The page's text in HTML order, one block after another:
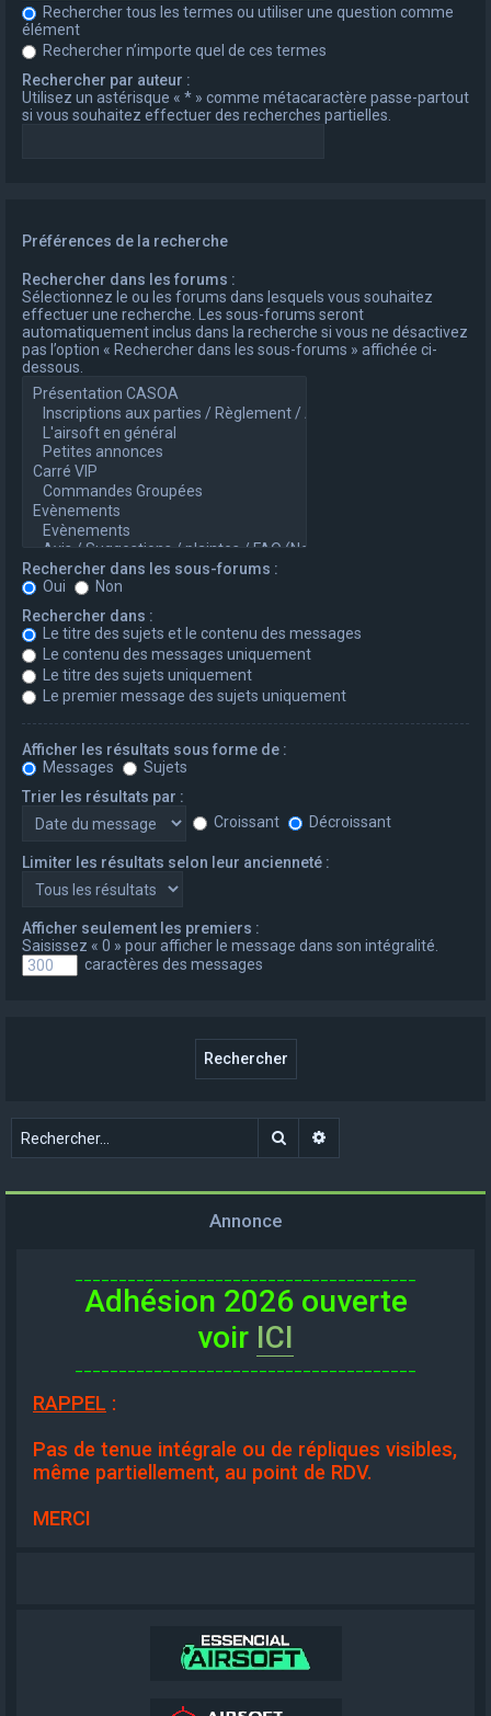
Rechercher tous les termes ou utiliser une question comme
élément
Rechercher n’importe quel de ces termes
Rechercher par auteur :
Utilisez un astérisque « * » comme métacaractère passe-partout
si vous souhaitez effectuer des recherches partielles.
Préférences de la recherche
Rechercher dans les forums :
Sélectionnez le ou les forums dans lesquels vous souhaitez
effectuer une recherche. Les sous-forums seront
automatiquement inclus dans la recherche si vous ne désactivez
pas l’option « Rechercher dans les sous-forums » affichée ci-
dessous.
Rechercher dans les sous-forums :
Oui
Non
Rechercher dans :
Le titre des sujets et le contenu des messages
Le contenu des messages uniquement
Le titre des sujets uniquement
Le premier message des sujets uniquement
Afficher les résultats sous forme de :
Messages
Sujets
Trier les résultats par :
Croissant
Décroissant
Limiter les résultats selon leur ancienneté :
Afficher seulement les premiers :
Saisissez « 0 » pour afficher le message dans son intégralité.
caractères des messages
Rechercher
Annonce
Adhésion 2026 ouverte
voir ICI
RAPPEL :
Pas de tenue intégrale ou de répliques visibles,
même partiellement, au point de RDV.
MERCI